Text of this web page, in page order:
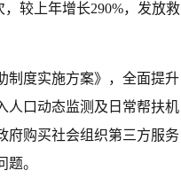
较上年增长290%，发放救
制度实施方案》，全面提升
人口动态监测及日常帮扶机
府购买社会组织第三方服务
。